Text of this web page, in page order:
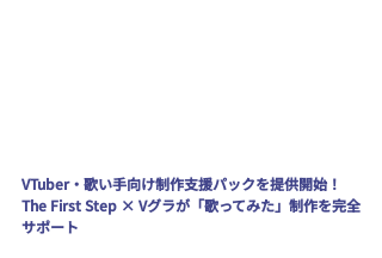
VTuber・歌い手向け制作支援パックを提供開始！
The First Step × Vグラが「歌ってみた」制作を完全
サポート